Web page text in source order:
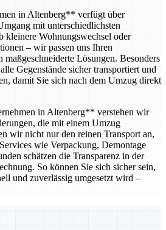
in Altenberg** verfügt über
mit unterschiedlichsten
kleinere Wohnungswechsel oder
– wir passen uns Ihren
maßgeschneiderte Lösungen. Besonders
Gegenstände sicher transportiert und
damit Sie sich nach dem Umzug direkt
in Altenberg** verstehen wir
die mit einem Umzug
wir nicht nur den reinen Transport an,
wie Verpackung, Demontage
schätzen die Transparenz in der
So können Sie sich sicher sein,
und zuverlässig umgesetzt wird –